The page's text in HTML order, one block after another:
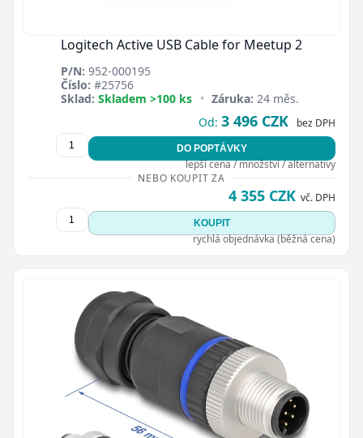
Logitech Active USB Cable for Meetup 2
P/N: 952-000195
Číslo: #25756
Sklad: Skladem >100 ks • Záruka: 24 měs.
Od: 3 496 CZK bez DPH
DO POPTÁVKY
lepší cena / množství / alternativy
NEBO KOUPIT ZA
4 355 CZK vč. DPH
KOUPIT
rychlá objednávka (běžná cena)